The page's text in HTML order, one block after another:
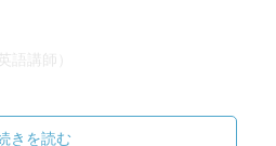
語講師）
びりや - 徳間書店
きを読む